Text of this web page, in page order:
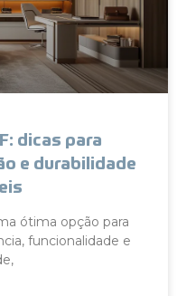
dicas para
e durabilidade
ótima opção para
funcionalidade e